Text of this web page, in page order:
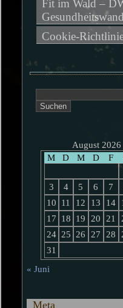
Fit im Wald –
Cookie-
nach:
August 2026
M
D M D F
3
4 5 6 7
10
11 12 13 14
17
18 19 20 21
24 25 26 27 28
31
« Juni
Meta